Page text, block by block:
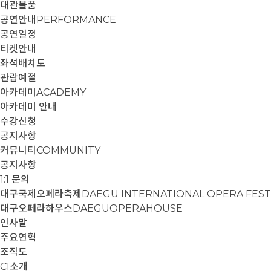
대관물품
공연안내 PERFORMANCE
공연일정
티켓안내
좌석배치도
관람예절
아카데미 ACADEMY
아카데미 안내
수강신청
공지사항
커뮤니티 COMMUNITY
공지사항
1:1 문의
대구국제오페라축제 DAEGU INTERNATIONAL OPERA
대구오페라하우스DAEGUOPERAHOUSE
인사말
주요연혁
조직도
CI소개